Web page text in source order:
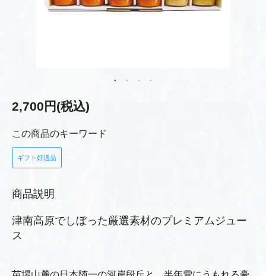
2,700円(税込)
この商品のキーワード
ギフト好適品
商品説明
津南高原でしぼった厳選素材のプレミアムジュー
ス